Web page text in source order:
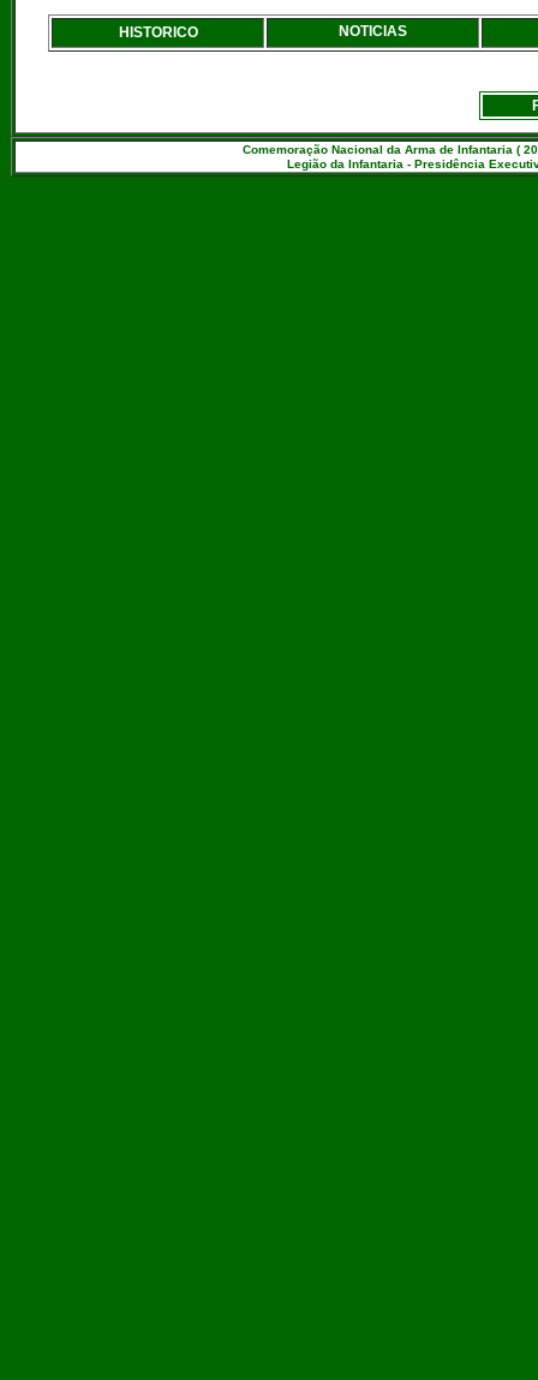
HISTORICO NOTICIAS
Comemoração Nacional da Arma de Infantaria (
Legião da Infantaria - Presidência